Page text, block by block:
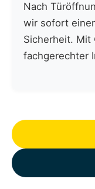
Nach
wir sofort
Sicherheit. Mit
fachgerechter